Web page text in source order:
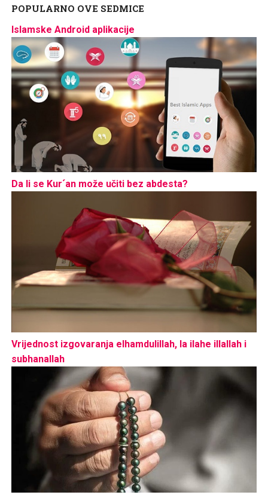
POPULARNO OVE SEDMICE
Islamske Android aplikacije
Da li se Kur´an može učiti bez abdesta?
Vrijednost izgovaranja elhamdulillah, la ilahe illallah i
subhanallah